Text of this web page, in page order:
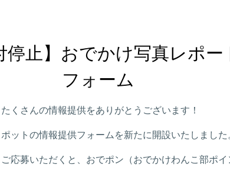
停止】おでかけ写真レポー
フォーム
くさんの情報提供をありがとうございます！
ットの情報提供フォームを新たに開設いたしました
応募いただくと、おでポン（おでかけわんこ部ポ